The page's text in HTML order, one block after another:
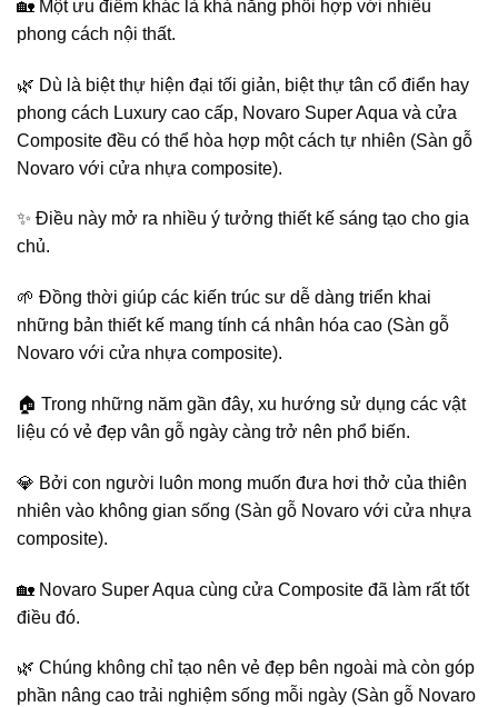
🏡 Một ưu điểm khác là khả năng phối hợp với nhiều
phong cách nội thất.
🌿 Dù là biệt thự hiện đại tối giản, biệt thự tân cổ điển hay
phong cách Luxury cao cấp, Novaro Super Aqua và cửa
Composite đều có thể hòa hợp một cách tự nhiên (Sàn gỗ
Novaro với cửa nhựa composite).
✨ Điều này mở ra nhiều ý tưởng thiết kế sáng tạo cho gia
chủ.
🌱 Đồng thời giúp các kiến trúc sư dễ dàng triển khai
những bản thiết kế mang tính cá nhân hóa cao (Sàn gỗ
Novaro với cửa nhựa composite).
🏠 Trong những năm gần đây, xu hướng sử dụng các vật
liệu có vẻ đẹp vân gỗ ngày càng trở nên phổ biến.
💎 Bởi con người luôn mong muốn đưa hơi thở của thiên
nhiên vào không gian sống (Sàn gỗ Novaro với cửa nhựa
composite).
🏡 Novaro Super Aqua cùng cửa Composite đã làm rất tốt
điều đó.
🌿 Chúng không chỉ tạo nên vẻ đẹp bên ngoài mà còn góp
phần nâng cao trải nghiệm sống mỗi ngày (Sàn gỗ Novaro